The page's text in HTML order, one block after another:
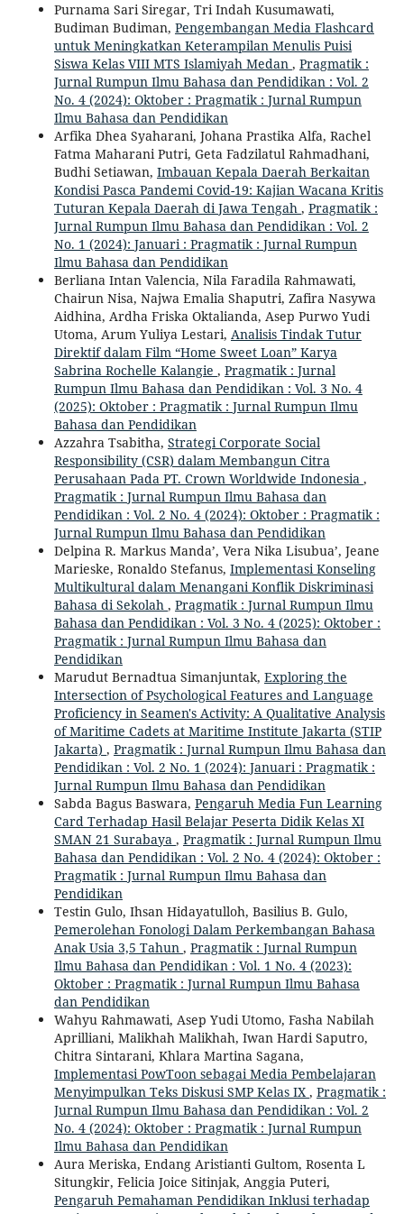
Purnama Sari Siregar, Tri Indah Kusumawati,
Budiman Budiman, Pengembangan Media Flashcard
untuk Meningkatkan Keterampilan Menulis Puisi
Siswa Kelas VIII MTS Islamiyah Medan , Pragmatik :
Jurnal Rumpun Ilmu Bahasa dan Pendidikan : Vol. 2
No. 4 (2024): Oktober : Pragmatik : Jurnal Rumpun
Ilmu Bahasa dan Pendidikan
Arfika Dhea Syaharani, Johana Prastika Alfa, Rachel
Fatma Maharani Putri, Geta Fadzilatul Rahmadhani,
Budhi Setiawan, Imbauan Kepala Daerah Berkaitan
Kondisi Pasca Pandemi Covid-19: Kajian Wacana Kritis
Tuturan Kepala Daerah di Jawa Tengah , Pragmatik :
Jurnal Rumpun Ilmu Bahasa dan Pendidikan : Vol. 2
No. 1 (2024): Januari : Pragmatik : Jurnal Rumpun
Ilmu Bahasa dan Pendidikan
Berliana Intan Valencia, Nila Faradila Rahmawati,
Chairun Nisa, Najwa Emalia Shaputri, Zafira Nasywa
Aidhina, Ardha Friska Oktalianda, Asep Purwo Yudi
Utoma, Arum Yuliya Lestari, Analisis Tindak Tutur
Direktif dalam Film “Home Sweet Loan” Karya
Sabrina Rochelle Kalangie , Pragmatik : Jurnal
Rumpun Ilmu Bahasa dan Pendidikan : Vol. 3 No. 4
(2025): Oktober : Pragmatik : Jurnal Rumpun Ilmu
Bahasa dan Pendidikan
Azzahra Tsabitha, Strategi Corporate Social
Responsibility (CSR) dalam Membangun Citra
Perusahaan Pada PT. Crown Worldwide Indonesia ,
Pragmatik : Jurnal Rumpun Ilmu Bahasa dan
Pendidikan : Vol. 2 No. 4 (2024): Oktober : Pragmatik :
Jurnal Rumpun Ilmu Bahasa dan Pendidikan
Delpina R. Markus Manda’, Vera Nika Lisubua’, Jeane
Marieske, Ronaldo Stefanus, Implementasi Konseling
Multikultural dalam Menangani Konflik Diskriminasi
Bahasa di Sekolah , Pragmatik : Jurnal Rumpun Ilmu
Bahasa dan Pendidikan : Vol. 3 No. 4 (2025): Oktober :
Pragmatik : Jurnal Rumpun Ilmu Bahasa dan
Pendidikan
Marudut Bernadtua Simanjuntak, Exploring the
Intersection of Psychological Features and Language
Proficiency in Seamen's Activity: A Qualitative Analysis
of Maritime Cadets at Maritime Institute Jakarta (STIP
Jakarta) , Pragmatik : Jurnal Rumpun Ilmu Bahasa dan
Pendidikan : Vol. 2 No. 1 (2024): Januari : Pragmatik :
Jurnal Rumpun Ilmu Bahasa dan Pendidikan
Sabda Bagus Baswara, Pengaruh Media Fun Learning
Card Terhadap Hasil Belajar Peserta Didik Kelas XI
SMAN 21 Surabaya , Pragmatik : Jurnal Rumpun Ilmu
Bahasa dan Pendidikan : Vol. 2 No. 4 (2024): Oktober :
Pragmatik : Jurnal Rumpun Ilmu Bahasa dan
Pendidikan
Testin Gulo, Ihsan Hidayatulloh, Basilius B. Gulo,
Pemerolehan Fonologi Dalam Perkembangan Bahasa
Anak Usia 3,5 Tahun , Pragmatik : Jurnal Rumpun
Ilmu Bahasa dan Pendidikan : Vol. 1 No. 4 (2023):
Oktober : Pragmatik : Jurnal Rumpun Ilmu Bahasa
dan Pendidikan
Wahyu Rahmawati, Asep Yudi Utomo, Fasha Nabilah
Aprilliani, Malikhah Malikhah, Iwan Hardi Saputro,
Chitra Sintarani, Khlara Martina Sagana,
Implementasi PowToon sebagai Media Pembelajaran
Menyimpulkan Teks Diskusi SMP Kelas IX , Pragmatik :
Jurnal Rumpun Ilmu Bahasa dan Pendidikan : Vol. 2
No. 4 (2024): Oktober : Pragmatik : Jurnal Rumpun
Ilmu Bahasa dan Pendidikan
Aura Meriska, Endang Aristianti Gultom, Rosenta L
Situngkir, Felicia Joice Sitinjak, Anggia Puteri,
Pengaruh Pemahaman Pendidikan Inklusi terhadap